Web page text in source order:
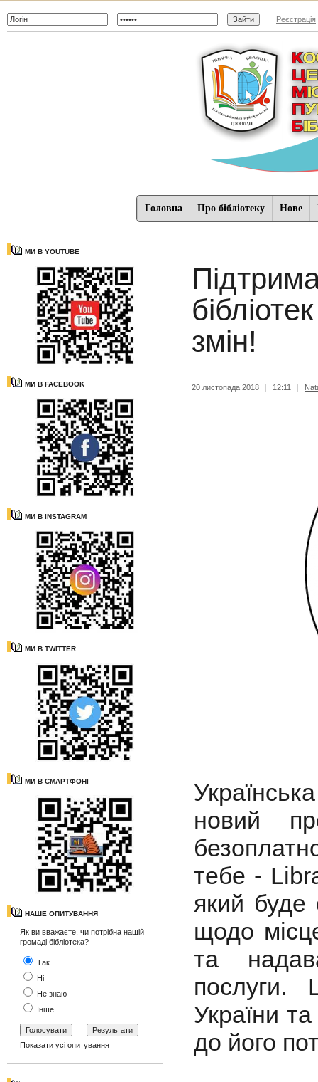
Реєстрація
Головна Про бібліотеку Нове
МИ В YOUTUBE
МИ В FACEBOOK
МИ В INSTAGRAM
МИ В TWITTER
МИ В СМАРТФОНІ
НАШЕ ОПИТУВАННЯ
Як ви вважаєте, чи потрібна нашій
громаді бібліотека?
Так
Ні
Не знаю
Інше
Показати усі опитування
змін!
20 листопада 2018 | 12:11 |
новий
тебе -
який буде
щодо
та
послуги.
України та
до його